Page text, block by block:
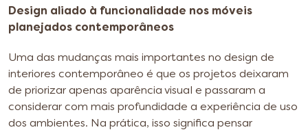
Design aliado à funcionalidade nos móveis
planejados contemporâneos
Uma das mudanças mais importantes no design de
interiores contemporâneo é que os projetos deixaram
de priorizar apenas aparência visual e passaram a
considerar com mais profundidade a experiência de uso
dos ambientes. Na prática, isso significa pensar